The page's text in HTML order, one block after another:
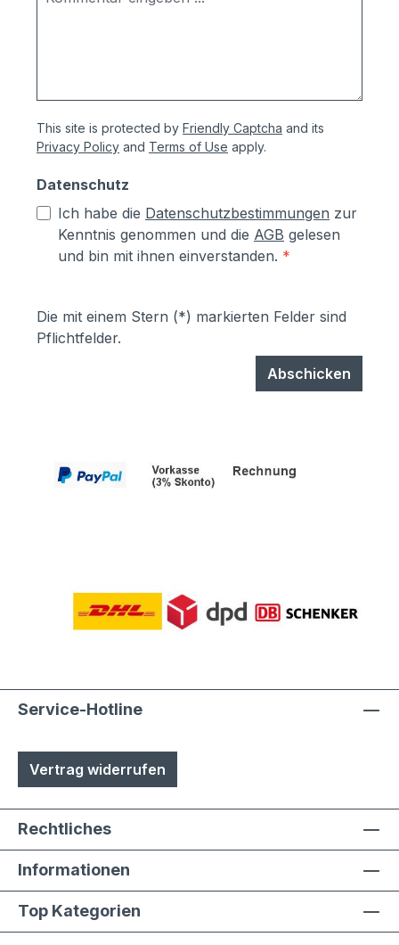
This site is protected by Friendly Captcha and its
Privacy Policy and Terms of Use apply.
Datenschutz
Ich habe die Datenschutzbestimmungen zur
Kenntnis genommen und die AGB gelesen
und bin mit ihnen einverstanden. *
Die mit einem Stern (*) markierten Felder sind
Pflichtfelder.
Abschicken
Service-Hotline
Vertrag widerrufen
Rechtliches
Informationen
Top Kategorien